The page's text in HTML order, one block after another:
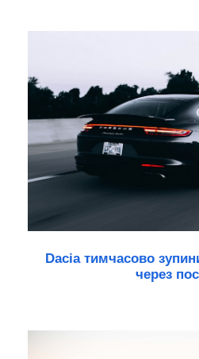
Dacia тимчасово
через